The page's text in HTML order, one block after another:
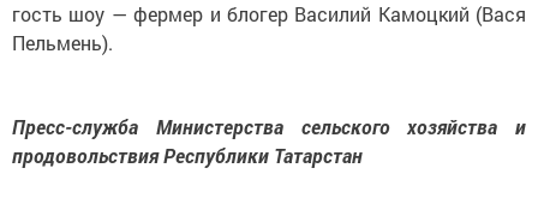
гость шоу — фермер и блогер Василий Камоцкий (Вася
Пельмень).
Пресс-служба Министерства сельского хозяйства и
продовольствия Республики Татарстан